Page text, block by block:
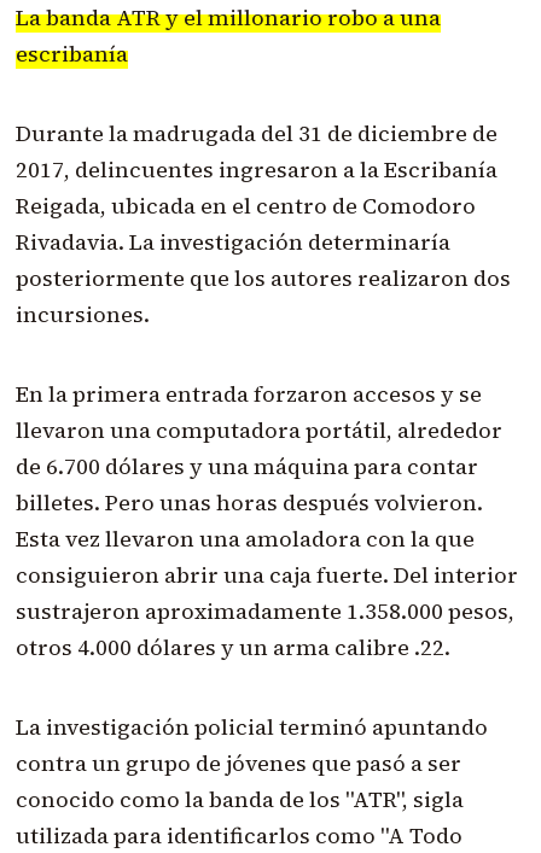
La banda ATR y el millonario robo a una
escribanía
Durante la madrugada del 31 de diciembre de
2017, delincuentes ingresaron a la Escribanía
Reigada, ubicada en el centro de Comodoro
Rivadavia. La investigación determinaría
posteriormente que los autores realizaron dos
incursiones.
En la primera entrada forzaron accesos y se
llevaron una computadora portátil, alrededor
de 6.700 dólares y una máquina para contar
billetes. Pero unas horas después volvieron.
Esta vez llevaron una amoladora con la que
consiguieron abrir una caja fuerte. Del interior
sustrajeron aproximadamente 1.358.000 pesos,
otros 4.000 dólares y un arma calibre .22.
La investigación policial terminó apuntando
contra un grupo de jóvenes que pasó a ser
conocido como la banda de los "ATR", sigla
utilizada para identificarlos como "A Todo